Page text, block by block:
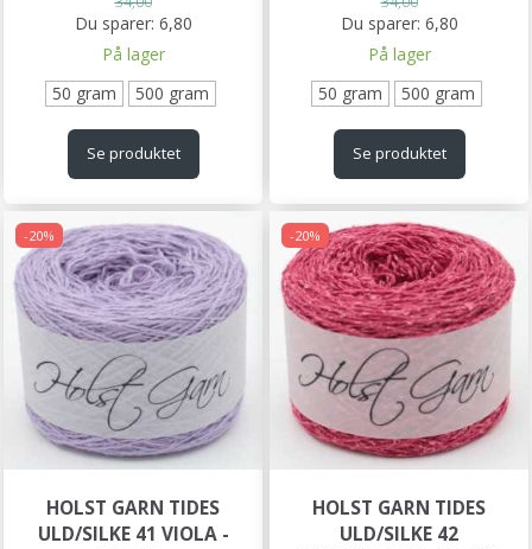
Du sparer: 6,80
På lager
50 gram
500 gram
Se produktet
Du sparer: 6,80
På lager
50 gram
500 gram
Se produktet
-20%
HOLST GARN TIDES
ULD/SILKE 41 VIOLA -
-20%
HOLST GARN TIDES
ULD/SILKE 42